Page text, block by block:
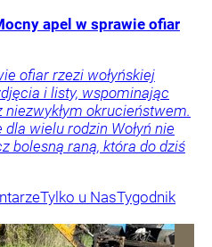
apel w sprawie ofiar
ofiar rzezi wołyńskiej
i listy, wspominając
okrucieństwem.
wielu rodzin Wołyń nie
bolesną raną, która do dziś
Tylko u NasTygodnik